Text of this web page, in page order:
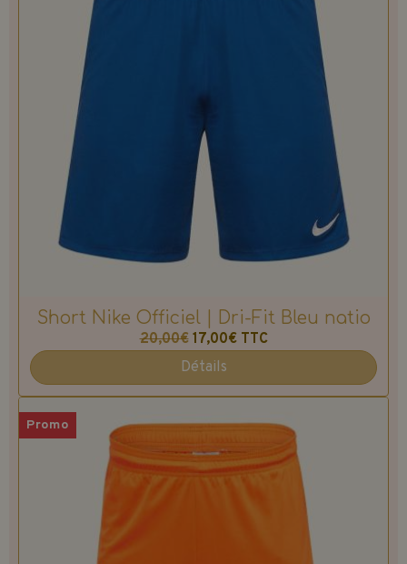
Short Nike Officiel | Dri-Fit Bleu natio
20,00€ 17,00€ TTC
Détails
Promo